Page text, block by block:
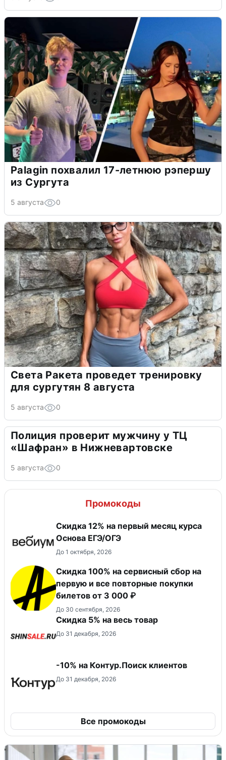
Palagin похвалил 17-летнюю рэпершу
из Сургута
5 августа 0
Света Ракета проведет тренировку
для сургутян 8 августа
5 августа 0
Полиция проверит мужчину у ТЦ
«Шафран» в Нижневартовске
5 августа 0
Промокоды
Скидка 12% на первый месяц курса
Основа ЕГЭ/ОГЭ
До 1 октября, 2026
Скидка 100% на сервисный сбор на
первую и все повторные покупки
билетов от 3 000 ₽
До 30 сентября, 2026
Скидка 5% на весь товар
До 31 декабря, 2026
-10% на Контур.Поиск клиентов
До 31 декабря, 2026
Все промокоды